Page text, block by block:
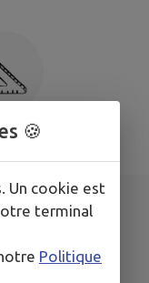
🍪
Un cookie est
terminal
Politique